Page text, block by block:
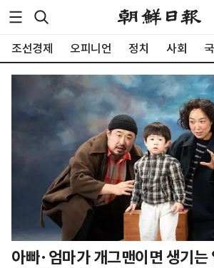
조선경제 오피니언 정치 사회
아빠·엄마가 개그맨이면 생기